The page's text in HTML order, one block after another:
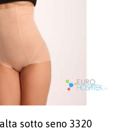
sotto seno 3320